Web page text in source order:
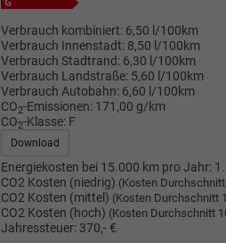
Verbrauch kombiniert: 6,50 l/100km
Verbrauch Innenstadt: 8,50 l/100km
Verbrauch Stadtrand: 6,30 l/100km
Verbrauch Landstraße: 5,60 l/100km
Verbrauch Autobahn: 6,60 l/100km
CO2-Emissionen: 171,00 g/km
CO2-Klasse: F
Download
Energiekosten bei 15.000 km pro Jahr:
CO2 Kosten (niedrig) (Kosten
CO2 Kosten (mittel) (Kosten Durchschnitt
CO2 Kosten (hoch) (Kosten Durchschnitt
Jahressteuer: 370,- €